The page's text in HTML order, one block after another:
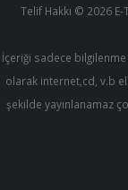
Telif Hakkı © 2026
İçeriği sadece
olarak internet,cd, v.b
şekilde yayınlanamaz